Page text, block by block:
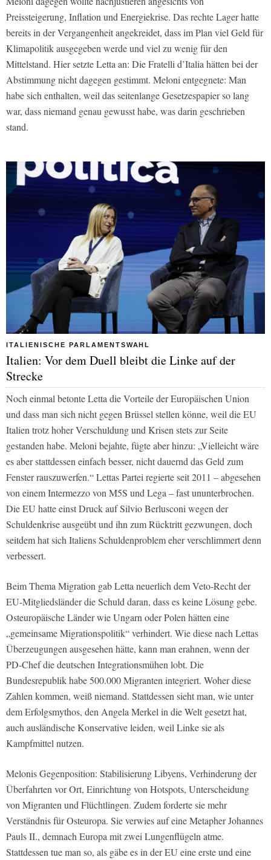
Preissteigerung, Inflation und Energiekrise. Das rechte Lager hatte
bereits in der Vergangenheit angekreidet, dass im Plan viel Geld für
Klimapolitik ausgegeben werde und viel zu wenig für den
Mittelstand. Hier setzte Letta an: Die Fratelli d’Italia hätten bei der
Abstimmung nicht dagegen gestimmt. Meloni entgegnete: Man
habe sich enthalten, weil das seitenlange Gesetzespapier so lang
war, dass niemand genau gewusst habe, was darin geschrieben
stand.
ITALIENISCHE PARLAMENTSWAHL
Italien: Vor dem Duell bleibt die Linke auf der
Strecke
Noch einmal betonte Letta die Vorteile der Europäischen Union
und dass man sich nicht gegen Brüssel stellen könne, weil die EU
Italien trotz hoher Verschuldung und Krisen stets zur Seite
gestanden habe. Meloni bejahte, fügte aber hinzu: „Vielleicht wäre
es aber stattdessen einfach besser, nicht dauernd das Geld zum
Fenster rauszuwerfen.“ Lettas Partei regierte seit 2011 – abgesehen
von einem Intermezzo von M5S und Lega – fast ununterbrochen.
Die EU hatte einst Druck auf Silvio Berlusconi wegen der
Schuldenkrise ausgeübt und ihn zum Rücktritt gezwungen, doch
seitdem hat sich Italiens Schuldenproblem eher verschlimmert denn
verbessert.
Beim Thema Migration gab Letta neuerlich dem Veto-Recht der
EU-Mitgliedsländer die Schuld daran, dass es keine Lösung gebe.
Osteuropäische Länder wie Ungarn oder Polen hätten eine
„gemeinsame Migrationspolitik“ verhindert. Wie diese nach Lettas
Überzeugungen ausgesehen hätte, kann man erahnen, wenn der
PD-Chef die deutschen Integrationsmühen lobt. Die
Bundesrepublik habe 500.000 Migranten integriert. Woher diese
Zahlen kommen, weiß niemand. Stattdessen sieht man, wie unter
dem Erfolgsmythos, den Angela Merkel in die Welt gesetzt hat,
auch ausländische Konservative leiden, weil Linke sie als
Kampfmittel nutzen.
Melonis Gegenposition: Stabilisierung Libyens, Verhinderung der
Überfahrten vor Ort, Einrichtung von Hotspots, Unterscheidung
von Migranten und Flüchtlingen. Zudem forderte sie mehr
Verständnis für Osteuropa. Sie verwies auf eine Metapher Johannes
Pauls II., demnach Europa mit zwei Lungenflügeln atme.
Stattdessen tue man so, als gäbe es in der EU eine erste und eine